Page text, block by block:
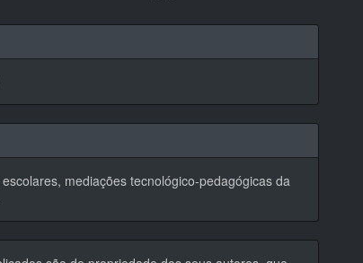
mediações tecnológico-pedagógicas da